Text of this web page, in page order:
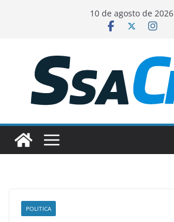
conteúdo
10 de agosto de 2026
POLITICA